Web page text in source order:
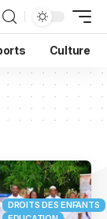
Culture
DROITS DES ENFANTS